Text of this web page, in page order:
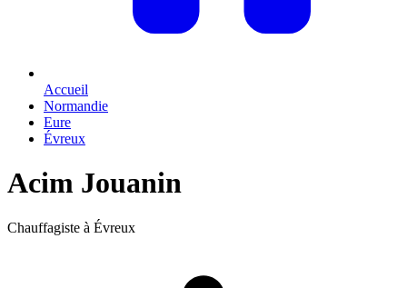
Accueil
Normandie
Eure
Évreux
Acim Jouanin
Chauffagiste à Évreux